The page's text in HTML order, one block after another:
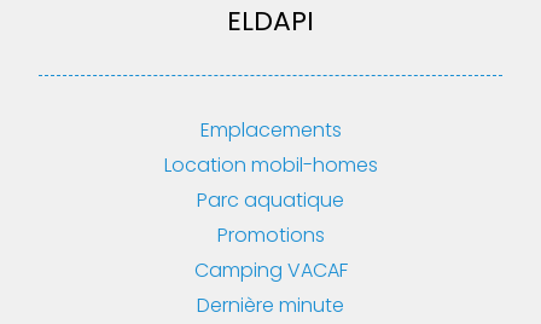
ELDAPI
Emplacements
Location mobil-homes
Parc aquatique
Promotions
Camping VACAF
Dernière minute